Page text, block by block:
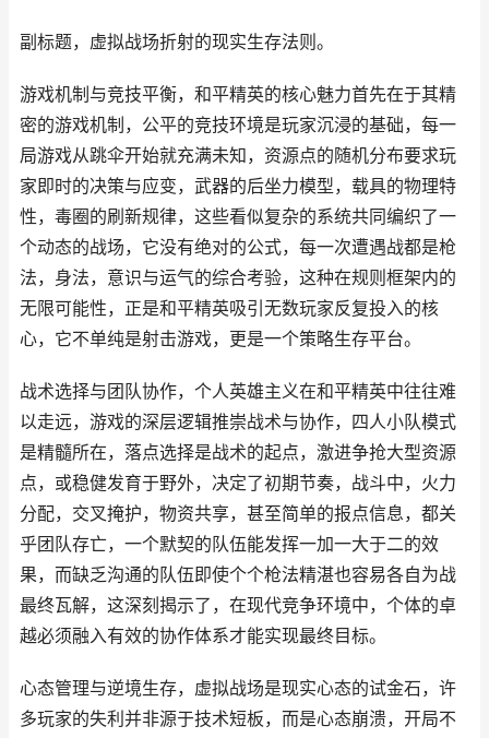
副标题，虚拟战场折射的现实生存法则。
游戏机制与竞技平衡，和平精英的核心魅力首先在于其精
密的游戏机制，公平的竞技环境是玩家沉浸的基础，每一
局游戏从跳伞开始就充满未知，资源点的随机分布要求玩
家即时的决策与应变，武器的后坐力模型，载具的物理特
性，毒圈的刷新规律，这些看似复杂的系统共同编织了一
个动态的战场，它没有绝对的公式，每一次遭遇战都是枪
法，身法，意识与运气的综合考验，这种在规则框架内的
无限可能性，正是和平精英吸引无数玩家反复投入的核
心，它不单纯是射击游戏，更是一个策略生存平台。
战术选择与团队协作，个人英雄主义在和平精英中往往难
以走远，游戏的深层逻辑推崇战术与协作，四人小队模式
是精髓所在，落点选择是战术的起点，激进争抢大型资源
点，或稳健发育于野外，决定了初期节奏，战斗中，火力
分配，交叉掩护，物资共享，甚至简单的报点信息，都关
乎团队存亡，一个默契的队伍能发挥一加一大于二的效
果，而缺乏沟通的队伍即使个个枪法精湛也容易各自为战
最终瓦解，这深刻揭示了，在现代竞争环境中，个体的卓
越必须融入有效的协作体系才能实现最终目标。
心态管理与逆境生存，虚拟战场是现实心态的试金石，许
多玩家的失利并非源于技术短板，而是心态崩溃，开局不